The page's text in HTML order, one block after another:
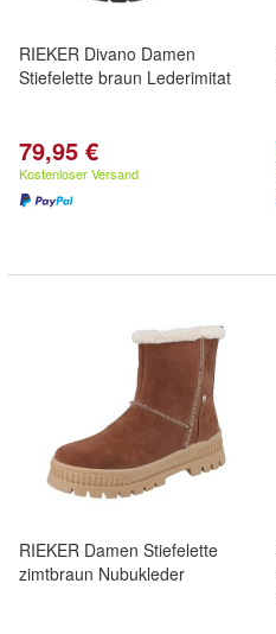
RIEKER Divano Damen
Stiefelette braun Lederimitat
79,95 €
Kostenloser Versand
RIEKER Damen Stiefelette
zimtbraun Nubukleder